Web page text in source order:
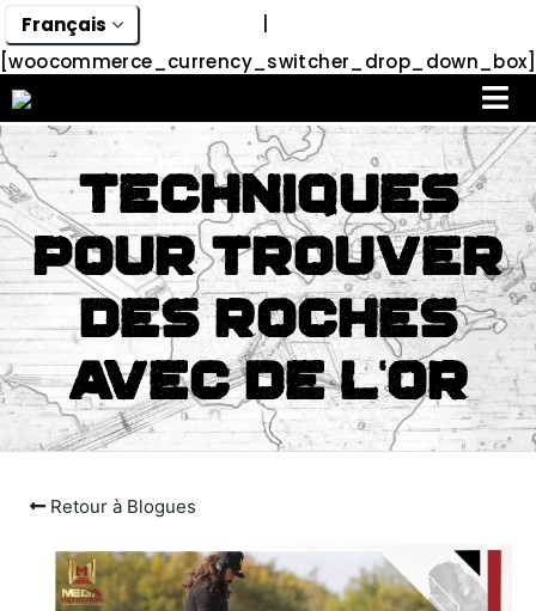
|
[woocommerce_currency_switcher_drop_down_box]
Techniques
Pour Trouver
Des Roches
Avec De L’or
Retour à Blogues